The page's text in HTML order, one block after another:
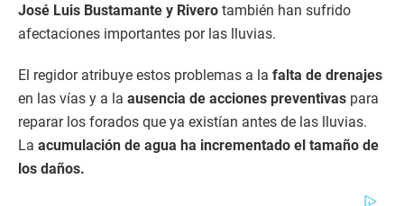
José Luis Bustamante y Rivero también han sufrido
afectaciones importantes por las lluvias.
El regidor atribuye estos problemas a la falta de drenajes
en las vías y a la ausencia de acciones preventivas para
reparar los forados que ya existían antes de las lluvias.
La acumulación de agua ha incrementado el tamaño de
los daños.